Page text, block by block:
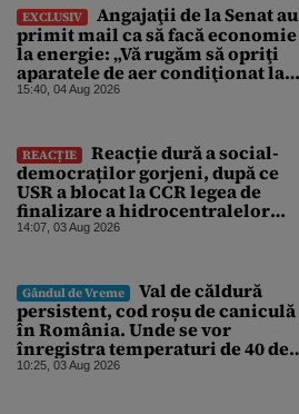
EXCLUSIV
Angajaţii de la Senat au
primit mail ca să facă economie
la energie: „Vă rugăm să opriţi
aparatele de aer condiţionat la
sfârşitul programului”
15:40, 04 Aug 2026
REACȚIE
Reacție dură a social-
democraților gorjeni, după ce
USR a blocat la CCR legea de
finalizare a hidrocentralelor
abandonate. „Nu ne-ar surprinde
abătut o cupolă de foc”
14:07, 03 Aug 2026
Gândul de Vreme
Val de căldură
persistent, cod roșu de caniculă
în România. Unde se vor
înregistra temperaturi de 40 de
grade, potrivit ANM
10:25, 03 Aug 2026